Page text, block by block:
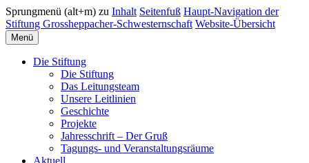
Sprungmenü (alt+m) zu Inhalt Seitenfuß Haupt-Navigation der
Stiftung Grossheppacher-Schwesternschaft Website-Übersicht
Menü
Die Stiftung
Die Stiftung
Das Leitungsteam
Unsere Leitlinien
Geschichte
Projekte
Jahresschrift – Der Gruß
Tagungs- und Veranstaltungsräume
Aktuell